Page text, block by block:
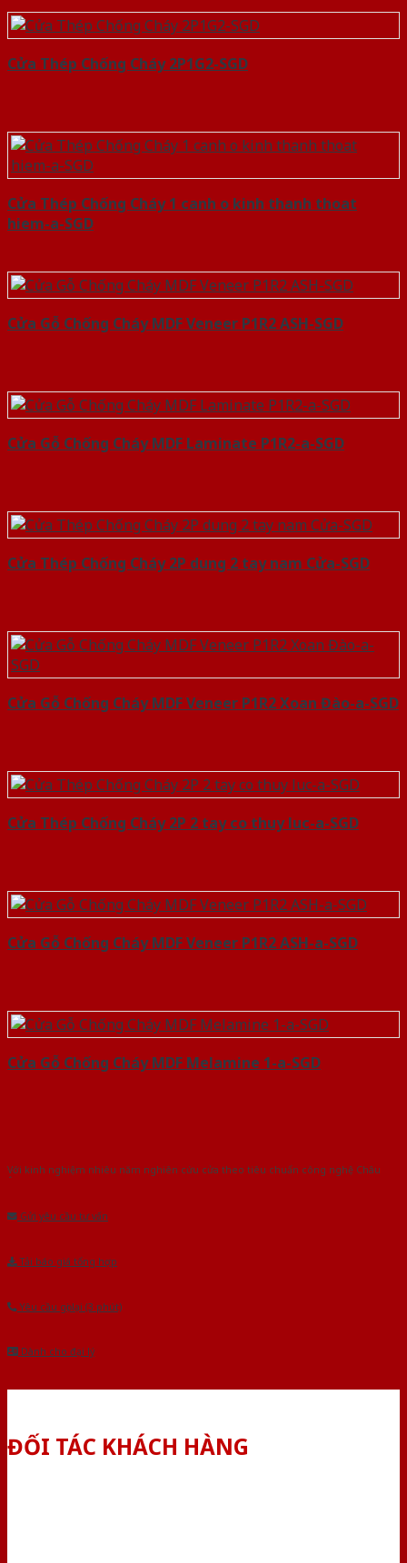
Cửa Thép Chống Cháy 2P1G2-SGD
Cửa Thép Chống Cháy 1 canh o kinh thanh thoat
hiem-a-SGD
Cửa Gỗ Chống Cháy MDF Veneer P1R2 ASH-SGD
Cửa Gỗ Chống Cháy MDF Laminate P1R2-a-SGD
Cửa Thép Chống Cháy 2P dung 2 tay nam Cửa-SGD
Cửa Gỗ Chống Cháy MDF Veneer P1R2 Xoan Đào-a-SGD
Cửa Thép Chống Cháy 2P 2 tay co thuy luc-a-SGD
Cửa Gỗ Chống Cháy MDF Veneer P1R2 ASH-a-SGD
Cửa Gỗ Chống Cháy MDF Melamine 1-a-SGD
Với kinh nghiệm nhiêu năm nghiên cứu cửa theo tiêu chuẩn công nghệ Châu
Gửi yêu cầu tư vấn
Tải báo giá tổng hợp
Yêu cầu gọi lại (3 phút)
Dành cho đại lý
ĐỐI TÁC KHÁCH HÀNG